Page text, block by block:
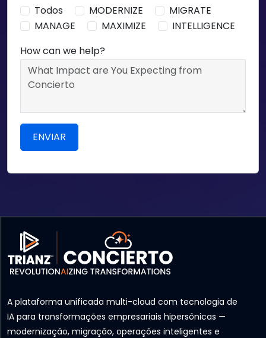
Todos
MODERNIZE
MIGRATE
MANAGE
MAXIMIZE
INTELLIGENCE
How can we help?
A plataforma unificada multi-cloud com tecnologia de
IA para transformações empresariais hipersônicas —
modernização, migração, operações inteligentes e